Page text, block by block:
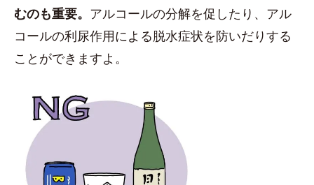
むのも重要。 アルコールの分解を促したり、アル
コールの利尿作用による脱水症状を防いだりする
ことができますよ。